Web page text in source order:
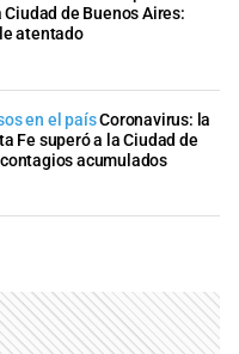
de Buenos Aires:
atentado
en el paísCoronavirus: la
Fe superó a la Ciudad de
acumulados